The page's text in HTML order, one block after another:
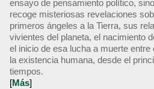
ensayo de pensamiento político,
recoge misteriosas revelaciones
primeros ángeles a la Tierra, sus
vivientes del planeta, el nacimiento
el inicio de esa lucha a muerte
la existencia humana, desde el
tiempos.
[Más]